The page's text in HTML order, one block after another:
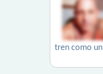
tren como